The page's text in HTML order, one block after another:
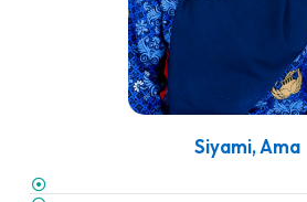
Siyami, Ama